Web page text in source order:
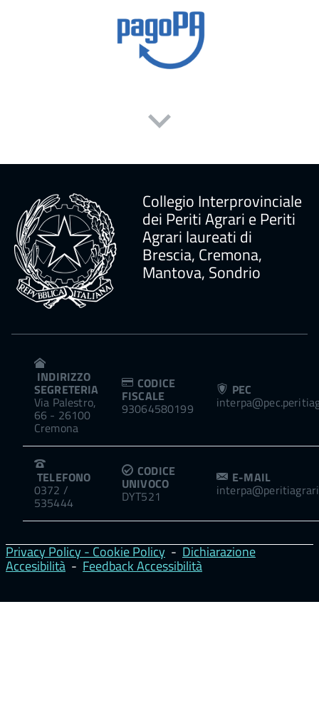
Collegio Interprovinciale
dei Periti Agrari e Periti
Agrari laureati di
Brescia, Cremona,
Mantova, Sondrio
INDIRIZZO
SEGRETERIA
Via Palestro,
66 - 26100
Cremona
CODICE
FISCALE
93064580199
PEC
TELEFONO
0372 /
535444
CODICE
UNIVOCO
DYT521
E-MAIL
Privacy Policy - Cookie Policy - Dichiarazione
Accesibilità - Feedback Accessibilità